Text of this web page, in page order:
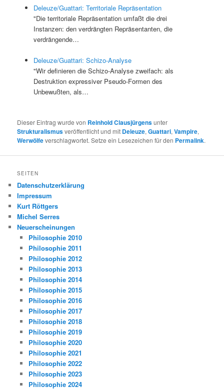
Deleuze/Guattari: Territoriale Repräsentation
"Die territoriale Repräsentation umfaßt die drei
Instanzen: den verdrängten Repräsentanten, die
verdrängende…
Deleuze/Guattari: Schizo-Analyse
"Wir definieren die Schizo-Analyse zweifach: als
Destruktion expressiver Pseudo-Formen des
Unbewußten, als…
Dieser Eintrag wurde von Reinhold Clausjürgensunter
Strukturalismusveröffentlicht und mit Deleuze,Guattari,Vampire,
Werwölfeverschlagwortet. Setze ein Lesezeichen für den Permalink.
SEITEN
Datenschutzerklärung
Impressum
Kurt Röttgers
Michel Serres
Neuerscheinungen
Philosophie 2010
Philosophie 2011
Philosophie 2012
Philosophie 2013
Philosophie 2014
Philosophie 2015
Philosophie 2016
Philosophie 2017
Philosophie 2018
Philosophie 2019
Philosophie 2020
Philosophie 2021
Philosophie 2022
Philosophie 2023
Philosophie 2024